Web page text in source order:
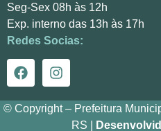
Seg-Sex 08h às 12h
Exp. interno das 13h às 17h
Redes Socias:
© Copyright – Prefeitura
RS |